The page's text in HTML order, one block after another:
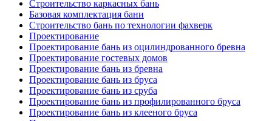
Строительство каркасных бань
Базовая комплектация бани
Строительство бань по технологии фахверк
Проектирование
Проектирование бань из оцилиндрованного бревна
Проектирование гостевых домов
Проектирование бань из бревна
Проектирование бань из бруса
Проектирование бань из сруба
Проектирование бань из профилированного бруса
Проектирование бань из клееного бруса